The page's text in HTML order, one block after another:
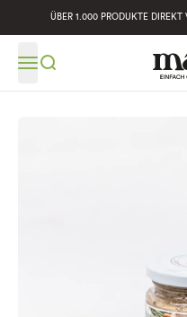
ÜBER 1.000 PRODUKTE